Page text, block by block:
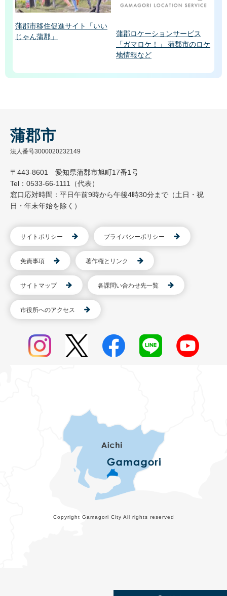
蒲郡市移住促進サイト「いい
じゃん蒲郡」
蒲郡ロケーションサービス
「ガマロケ！」 蒲郡市のロケ
地情報など
蒲郡市
法人番号3000020232149
〒443-8601 愛知県蒲郡市旭町17番1号
Tel：0533-66-1111（代表）
窓口応対時間：平日午前9時から午後4時30分まで（土日・祝
日・年末年始を除く）
サイトポリシー プライバシーポリシー
免責事項 著作権とリンク
サイトマップ 各課問い合わせ先一覧
市役所へのアクセス
Copyright Gamagori City All rights reserved